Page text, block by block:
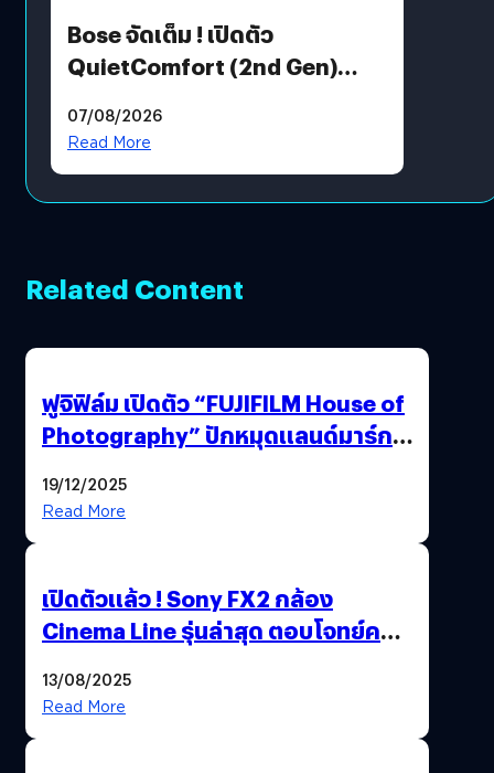
Bose จัดเต็ม ! เปิดตัว
QuietComfort (2nd Gen)
07/08/2026
Read More
Related Content
ฟูจิฟิล์ม เปิดตัว “FUJIFILM House of
Photography” ปักหมุดแลนด์มาร์ก
19/12/2025
Read More
เปิดตัวแล้ว ! Sony FX2 กล้อง
Cinema Line รุ่นล่าสุด ตอบโจทย์ครี
13/08/2025
Read More